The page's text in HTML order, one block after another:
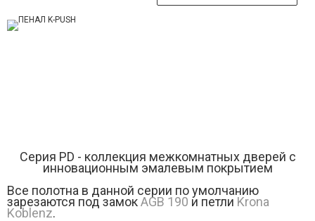
Серия РD - коллекция межкомнатных дверей с
инновационным эмалевым покрытием
Все полотна в данной серии по умолчанию
зарезаются под замокAGB 190 и петли Krona
Koblenz.